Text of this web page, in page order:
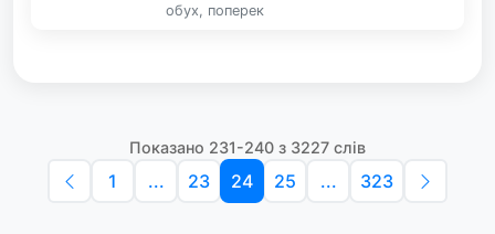
обух, поперек
Показано 231-240 з 3227 слів
1 ... 23 24 25 ... 323